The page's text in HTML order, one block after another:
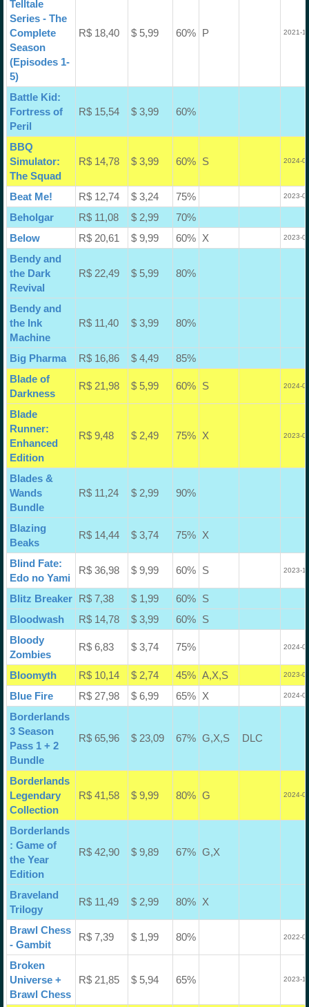
Telltale
Series - The
Complete
Season
(Episodes 1-
5)
R$ 18,40 $ 5,99 60% P 2021-
Battle Kid:
Fortress of
Peril
R$ 15,54 $ 3,99 60%
BBQ
Simulator:
The Squad
R$ 14,78 $ 3,99 60% S 2024-
Beat Me! R$ 12,74 $ 3,24 75% 2023-
Beholgar R$ 11,08 $ 2,99
70%
Below
R$ 20,61 $ 9,99 60% X 2023-
Bendy and
the Dark
Revival
R$ 22,49 $ 5,99 80%
Bendy and
the Ink
Machine
R$ 11,40 $ 3,99 80%
Big Pharma R$ 16,86 $ 4,49
85%
Blade of
Darkness
R$ 21,98 $ 5,99 60% S 2024-
Blade
Runner:
Enhanced
Edition
R$ 9,48 $ 2,49 75% X 2023-
Blades &
Wands
Bundle
R$ 11,24 $ 2,99 90%
Blazing
Beaks
R$ 14,44 $ 3,74 75% X
Blind Fate:
Edo no Yami
R$ 36,98 $ 9,99 60% S 2023-
Blitz Breaker R$ 7,38 $ 1,99 60%
S
Bloodwash
R$ 14,78 $ 3,99 60%
S
Bloody
Zombies
R$ 6,83 $ 3,74 75% 2024-
Bloomyth R$ 10,14 $ 2,74 45% A,X,S 2023-
Blue Fire R$ 27,98 $ 6,99 65% X 2024-
Borderlands
3 Season
Pass 1 + 2
Bundle
R$ 65,96 $ 23,09 67% G,X,S DLC
Borderlands
Legendary
Collection
R$ 41,58 $ 9,99 80% G 2024-
Borderlands
: Game of
the Year
Edition
R$ 42,90 $ 9,89 67% G,X
Braveland
Trilogy
R$ 11,49 $ 2,99 80% X
Brawl Chess
- Gambit
R$ 7,39 $ 1,99 80% 2022-
Broken
Universe +
Brawl Chess
R$ 21,85 $ 5,94 65% 2023-